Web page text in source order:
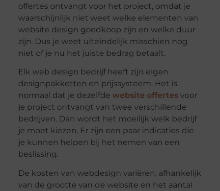
offertes ontvangt voor het project, omdat je
waarschijnlijk niet weet welke elementen van
website design goedkoop zijn en welke duur
zijn. Dus je weet uiteindelijk misschien nog
niet of je nu het juiste bedrag betaalt.
Elk web design bedrijf heeft zijn eigen
designpakketten en prijssysteem. Het is
normaal dat je dezelfde website offertesvoor
je project ontvangt van twee verschillende
bedrijven. Dan wordt het moeilijk welk bedrijf
je moet kiezen. Er zijn een paar indicaties die
je kunnen helpen bij het nemen van een
beslissing.
De kosten van webdesign variëren, afhankelijk
van de grootte van de website en het aantal